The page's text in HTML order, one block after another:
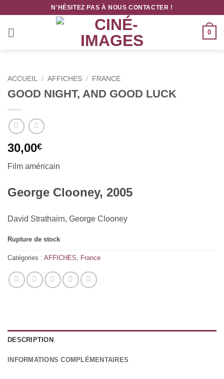
contenu
N'HÉSITEZ PAS À NOUS CONTACTER !
0
ACCUEIL / AFFICHES / FRANCE
GOOD NIGHT, AND GOOD LUCK
30,00€
Film américain
George Clooney, 2005
David Strathairn, George Clooney
Rupture de stock
Catégories : AFFICHES France
DESCRIPTION
INFORMATIONS COMPLÉMENTAIRES